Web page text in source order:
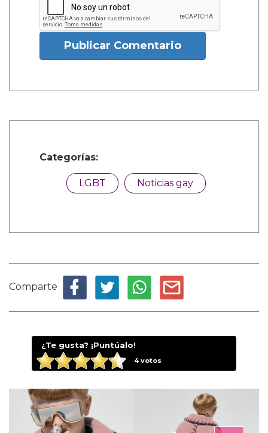
Publicar Comentario
Categorías:
LGBT Noticias gay
Comparte
¿Te gusta? ¡Puntúalo!
4votos